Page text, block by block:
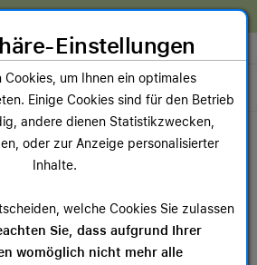
0]
[AK + 1]
springen [AK + 2]
[AK + 3]springen [AK + 4]
springen [AK + 5]
springen [AK + 6]
springen [AK + 7]
springen [AK + 8]
Einstellungen
um Ihnen ein optimales
Einige Cookies sind für den Betrieb
andere dienen Statistikzwecken,
oder zur Anzeige personalisierter
Inhalte.
welche Cookies Sie zulassen
Sie, dass aufgrund Ihrer
womöglich nicht mehr alle